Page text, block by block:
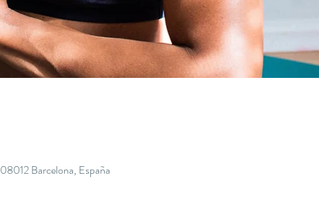
Barcelona, España